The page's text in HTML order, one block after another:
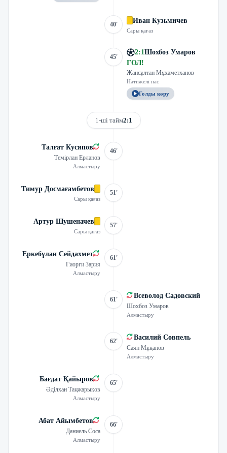
40' Иван Кузьмичев
Сары қағаз
45'
2:1Шохбоз Умаров
ГОЛ!
Жансұлтан Мұхаметханов
Нәтижелі пас
Голды көру
1-ші тайм2:1
Талғат Кусяпов
Темірлан Ерланов
Алмастыру
46'
Тимур Досмағамбетов
Сары қағаз
51'
Артур Шушеначев
Сары қағаз
57'
Еркебұлан Сейдахмет
Гиорги Зария
Алмастыру
61'
61' Всеволод Садовский
Шохбоз Умаров
Алмастыру
62' Василий Совпель
Саян Мұқанов
Алмастыру
Бағдат Қайыров
Әділхан Таңжарықов
Алмастыру
65'
Абат Айымбетов
Даниель Соса
Алмастыру
66'